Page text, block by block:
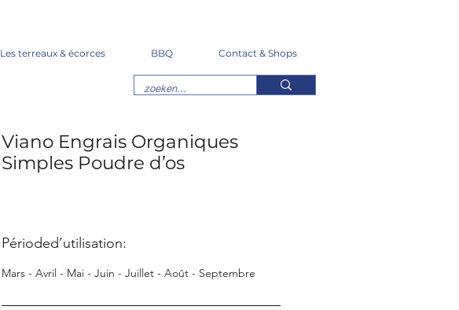
Les terreaux & écorces BBQ Contact & Shops
Viano Engrais Organiques
Simples Poudre d’os
Périoded’utilisation:
Mars - Avril - Mai - Juin - Juillet - Août - Septembre